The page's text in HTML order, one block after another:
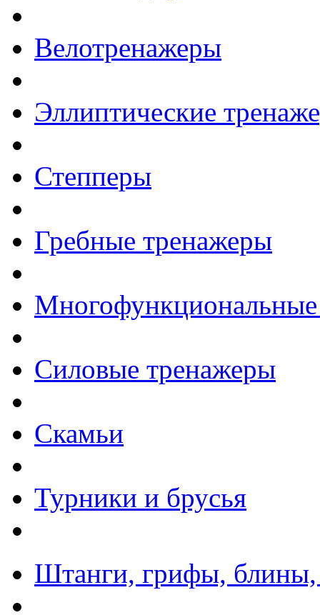
Велотренажеры
Эллиптические
Степперы
Гребные тренажеры
Силовые тренажеры
Скамьи
Турники и брусья
Штанги, грифы, блины,